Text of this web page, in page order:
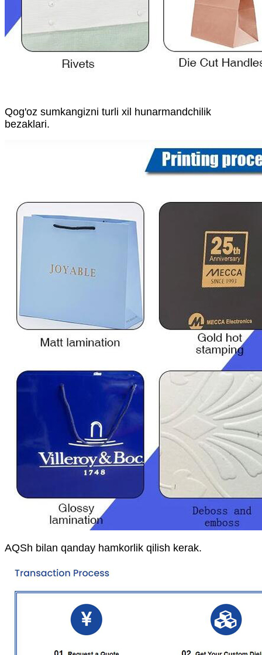
Qog'oz sumkangizni turli xil hunarmandchilik
bezaklari.
AQSh bilan qanday hamkorlik qilish kerak.